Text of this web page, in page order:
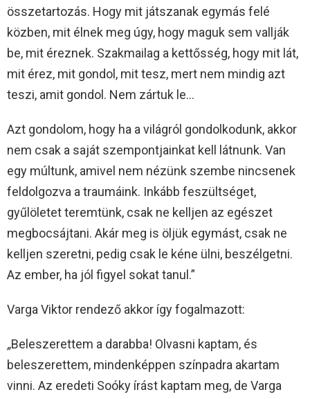
összetartozás. Hogy mit játszanak egymás felé
közben, mit élnek meg úgy, hogy maguk sem vallják
be, mit éreznek. Szakmailag a kettősség, hogy mit lát,
mit érez, mit gondol, mit tesz, mert nem mindig azt
teszi, amit gondol. Nem zártuk le…
Azt gondolom, hogy ha a világról gondolkodunk, akkor
nem csak a saját szempontjainkat kell látnunk. Van
egy múltunk, amivel nem nézünk szembe nincsenek
feldolgozva a traumáink. Inkább feszültséget,
gyűlöletet teremtünk, csak ne kelljen az egészet
megbocsájtani. Akár meg is öljük egymást, csak ne
kelljen szeretni, pedig csak le kéne ülni, beszélgetni.
Az ember, ha jól figyel sokat tanul.”
Varga Viktor rendező akkor így fogalmazott:
„Beleszerettem a darabba! Olvasni kaptam, és
beleszerettem, mindenképpen színpadra akartam
vinni. Az eredeti Soóky írást kaptam meg, de Varga